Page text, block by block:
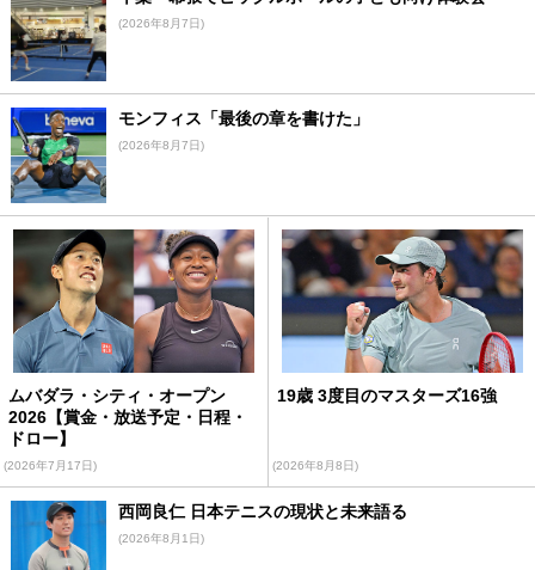
(2026年8月7日)
モンフィス「最後の章を書けた」
(2026年8月7日)
ムバダラ・シティ・オープン
2026【賞金・放送予定・日程・
ドロー】
(2026年7月17日)
19歳 3度目のマスターズ16強
(2026年8月8日)
西岡良仁 日本テニスの現状と未来語る
(2026年8月1日)